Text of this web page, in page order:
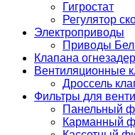
Гигростат
Регулятор
Электроприводы
Приводы
Клапана
Вентиляционные
Дроссель
Фильтры для
Панельный
Карманный